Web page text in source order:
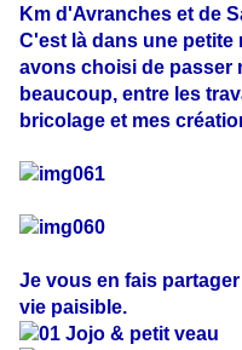
Km d'Avranches et de
C'est là dans une
avons choisi de passer
beaucoup, entre les
bricolage et mes
Je vous en fais
vie paisible.